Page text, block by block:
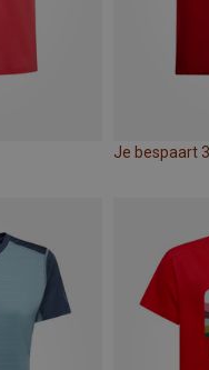
Je bespaart